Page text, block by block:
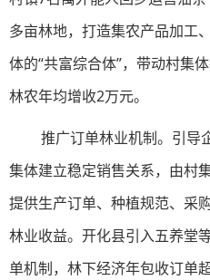
多亩林地，打造集农产品加工
体的“共富综合体”，带动村集
林农年均增收2万元。
推广订单林业机制。引导
集体建立稳定销售关系，由村
提供生产订单、种植规范、采
林业收益。开化县引入五养堂
单机制，林下经济年包收订单